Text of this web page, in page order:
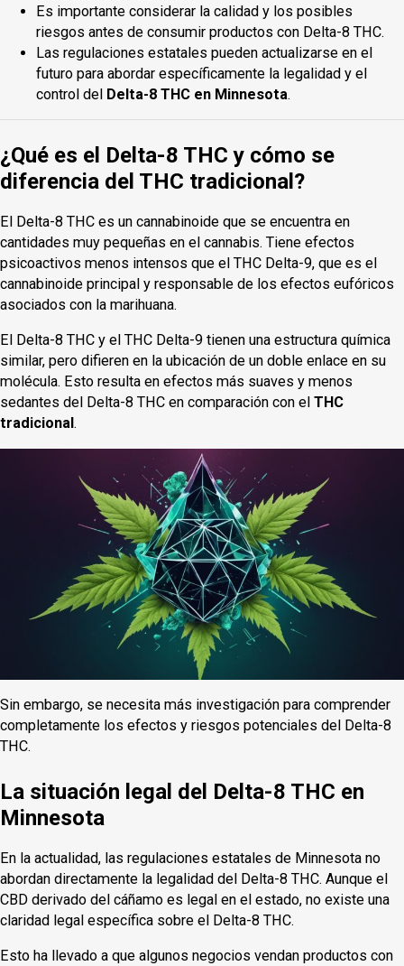
Es importante considerar la calidad y los posibles
riesgos antes de consumir productos con Delta-8 THC.
Las regulaciones estatales pueden actualizarse en el
futuro para abordar específicamente la legalidad y el
control del Delta-8 THC en Minnesota.
¿Qué es el Delta-8 THC y cómo se
diferencia del THC tradicional?
El Delta-8 THC es un cannabinoide que se encuentra en
cantidades muy pequeñas en el cannabis. Tiene efectos
psicoactivos menos intensos que el THC Delta-9, que es el
cannabinoide principal y responsable de los efectos eufóricos
asociados con la marihuana.
El Delta-8 THC y el THC Delta-9 tienen una estructura química
similar, pero difieren en la ubicación de un doble enlace en su
molécula. Esto resulta en efectos más suaves y menos
sedantes del Delta-8 THC en comparación con el THC
tradicional .
Sin embargo, se necesita más investigación para comprender
completamente los efectos y riesgos potenciales del Delta-8
THC.
La situación legal del Delta-8 THC en
Minnesota
En la actualidad, las regulaciones estatales de Minnesota no
abordan directamente la legalidad del Delta-8 THC. Aunque el
CBD derivado del cáñamo es legal en el estado, no existe una
claridad legal específica sobre el Delta-8 THC.
Esto ha llevado a que algunos negocios vendan productos con